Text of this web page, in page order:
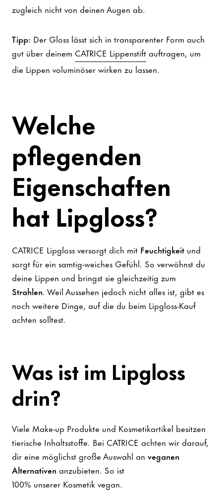
zugleich nicht von deinen Augen ab.
Tipp: Der Gloss lässt sich in transparenter Form auch
gut über deinem CATRICE Lippenstift auftragen, um
die Lippen voluminöser wirken zu lassen.
Welche
pflegenden
Eigenschaften
hat Lipgloss?
CATRICE Lipgloss versorgt dich mit Feuchtigkeit und
sorgt für ein samtig-weiches Gefühl. So verwöhnst du
deine Lippen und bringst sie gleichzeitig zum
Strahlen. Weil Aussehen jedoch nicht alles ist, gibt es
noch weitere Dinge, auf die du beim Lipgloss-Kauf
achten solltest.
Was ist im Lipgloss
drin?
Viele Make-up Produkte und Kosmetikartikel besitzen
tierische Inhaltsstoffe. Bei CATRICE achten wir darauf,
dir eine möglichst große Auswahl an veganen
Alternativen anzubieten. So ist
100% unserer Kosmetik vegan.